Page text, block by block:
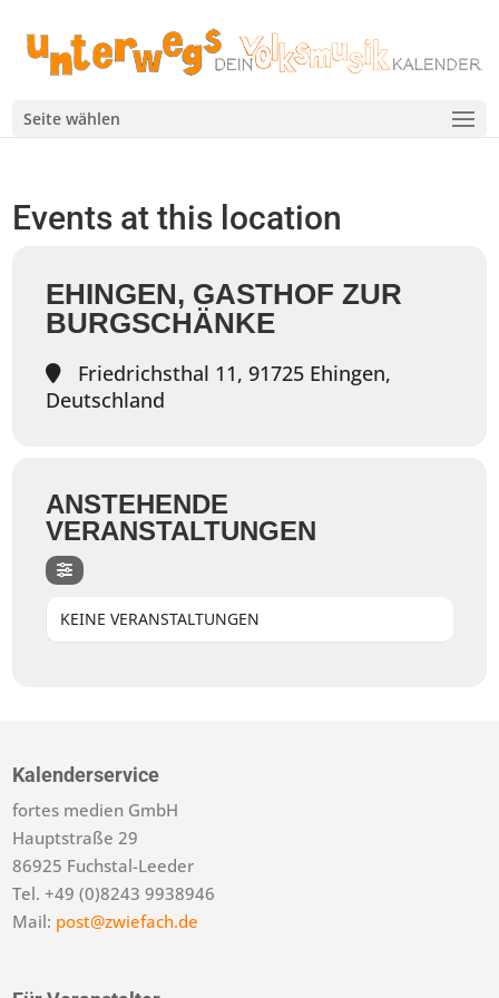
Seite wählen
Events at this location
EHINGEN, GASTHOF ZUR
BURGSCHÄNKE
Friedrichsthal 11, 91725 Ehingen,
Deutschland
ANSTEHENDE
VERANSTALTUNGEN
KEINE VERANSTALTUNGEN
Kalenderservice
fortes medien GmbH
Hauptstraße 29
86925 Fuchstal-Leeder
Tel. +49 (0)8243 9938946
Mail: post@zwiefach.de